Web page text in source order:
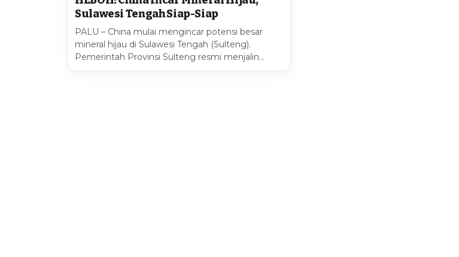
Sulawesi Tengah Siap-Siap
PALU – China mulai mengincar potensi besar
mineral hijau di Sulawesi Tengah (Sulteng).
Pemerintah Provinsi Sulteng resmi menjalin…